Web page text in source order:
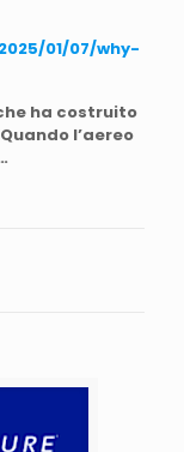
01/07/why-
ha costruito
l’aereo